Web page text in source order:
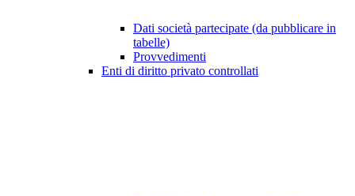
Dati società partecipate (da pubblicare in
tabelle)
Provvedimenti
Enti di diritto privato controllati